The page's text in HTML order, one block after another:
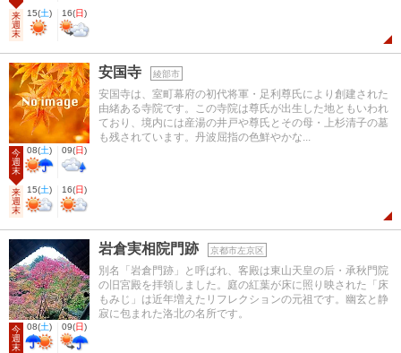
来
週
末
15(土) 16(日)
今
週
末
08(土) 09(日)
来
週
末
15(土) 16(日)
安国寺 綾部市
安国寺は、室町幕府の初代将軍・足利尊氏により創建された
由緒ある寺院です。この寺院は尊氏が出生した地ともいわれ
ており、境内には産湯の井戸や尊氏とその母・上杉清子の墓
も残されています。丹波屈指の色鮮やかな...
今
週
末
08(土) 09(日)
岩倉実相院門跡 京都市左京区
別名「岩倉門跡」と呼ばれ、客殿は東山天皇の后・承秋門院
の旧宮殿を拝領しました。庭の紅葉が床に照り映された「床
もみじ」は近年増えたリフレクションの元祖です。幽玄と静
寂に包まれた洛北の名所です。